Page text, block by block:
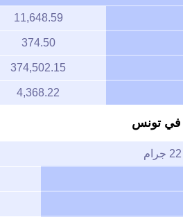
11,648.59
374.50
374,502.15
4,368.22
في تونس